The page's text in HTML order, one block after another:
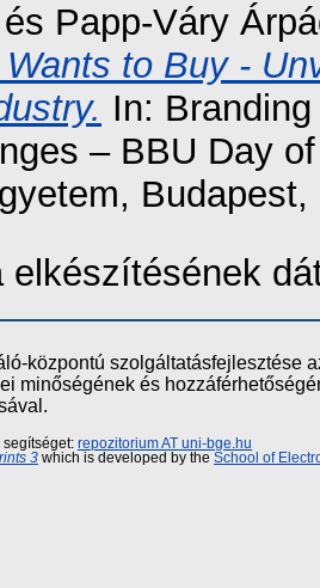
és Papp-Váry
to Buy -
In:
– BBU Day
elkészítésének
központú szolgáltatásfejlesztése
minőségének és
segítséget: repozitorium AT uni-bge.hu
3 which is developed by the School of